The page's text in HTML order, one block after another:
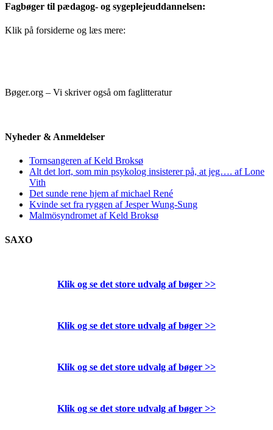
Fagbøger til pædagog- og sygeplejeuddannelsen:
Klik på forsiderne og læs mere:
Bøger.org – Vi skriver også om faglitteratur
Nyheder & Anmeldelser
Tornsangeren af Keld Broksø
Alt det lort, som min psykolog insisterer på, at jeg…. af Lone
Vith
Det sunde rene hjem af michael René
Kvinde set fra ryggen af Jesper Wung-Sung
Malmösyndromet af Keld Broksø
SAXO
Klik og se det store udvalg af bøger >>
Klik og se det store udvalg af bøger >>
Klik og se det store udvalg af bøger >>
Klik og se det store udvalg af bøger >>